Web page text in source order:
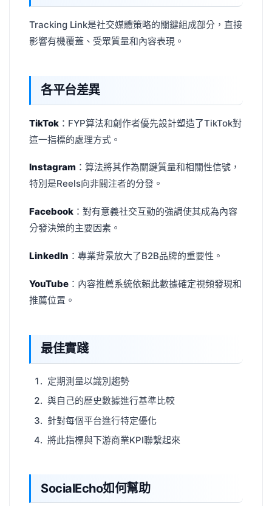
Tracking Link是社交媒體策略的關鍵組成部分，直接
影響有機覆蓋、受眾質量和內容表現。
各平台差異
TikTok ：FYP算法和創作者優先設計塑造了TikTok對
這一指標的處理方式。
Instagram ：算法將其作為關鍵質量和相關性信號，
特別是Reels向非關注者的分發。
Facebook ：對有意義社交互動的強調使其成為內容
分發決策的主要因素。
LinkedIn ：專業背景放大了B2B品牌的重要性。
YouTube ：內容推薦系統依賴此數據確定視頻發現和
推薦位置。
最佳實踐
定期測量以識別趨勢
與自己的歷史數據進行基準比較
針對每個平台進行特定優化
將此指標與下游商業KPI聯繫起來
SocialEcho如何幫助